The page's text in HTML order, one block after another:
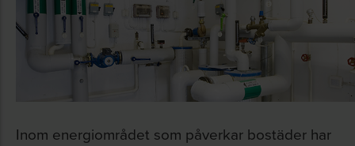
Inom energiområdet som påverkar bostäder har